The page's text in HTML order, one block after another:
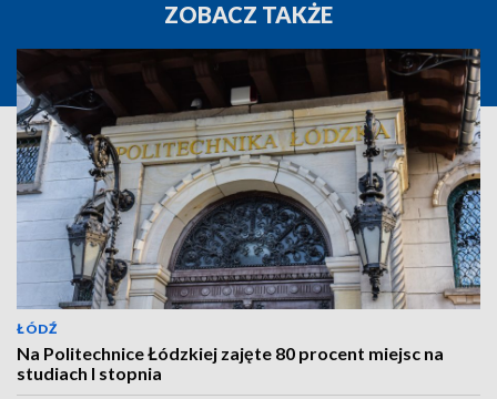
ZOBACZ TAKŻE
ŁÓDŹ
Na Politechnice Łódzkiej zajęte 80 procent miejsc na
studiach I stopnia